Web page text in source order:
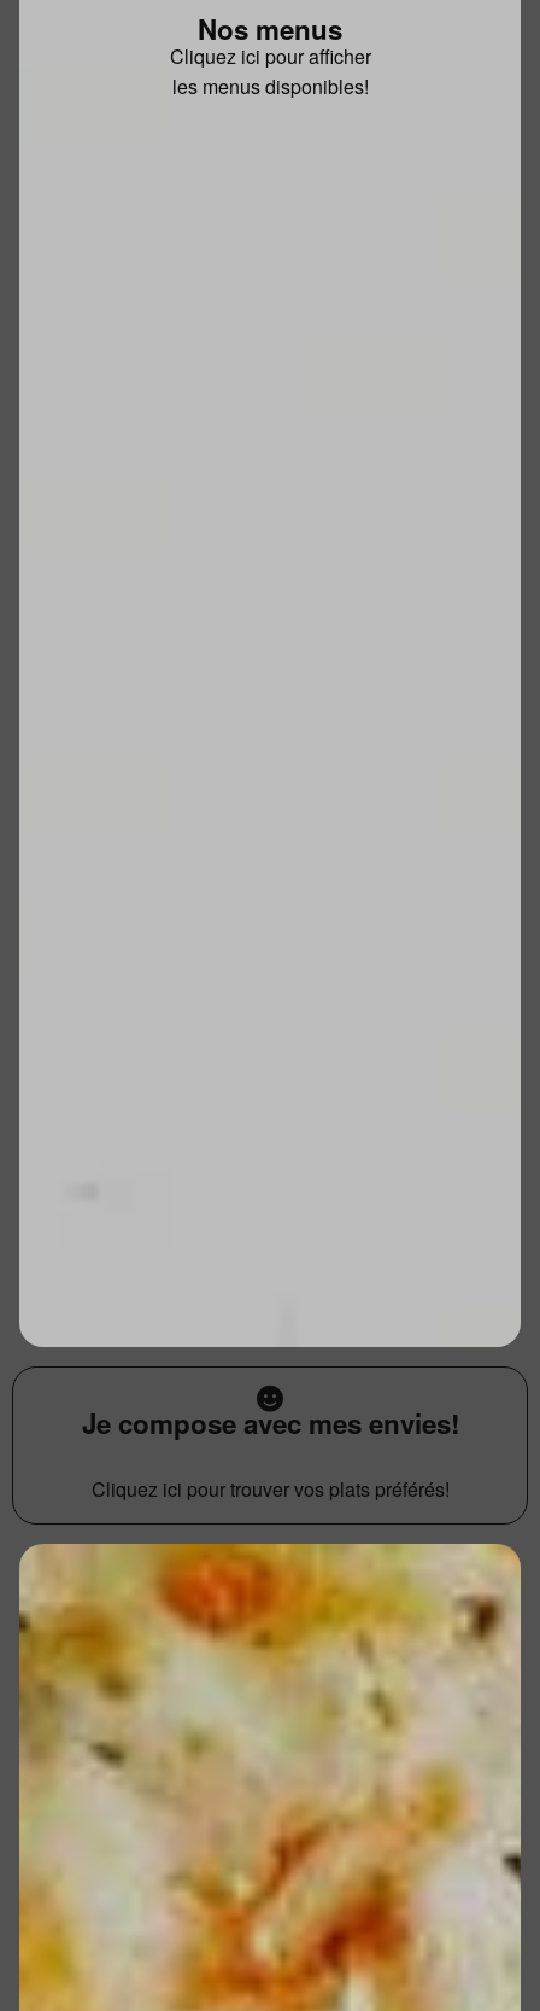
Nos menus
Cliquez ici pour afficher
les menus disponibles!
Je compose avec mes envies!
Cliquez ici pour trouver vos plats préférés!